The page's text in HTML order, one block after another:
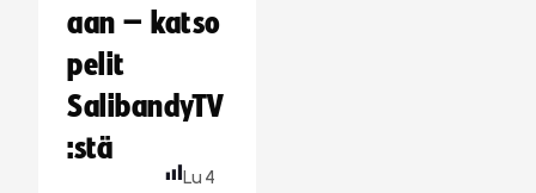
aan – katso
pelit
SalibandyTV
:stä
Lu 4